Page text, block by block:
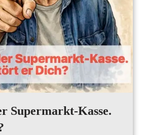
Supermarkt-Kasse.